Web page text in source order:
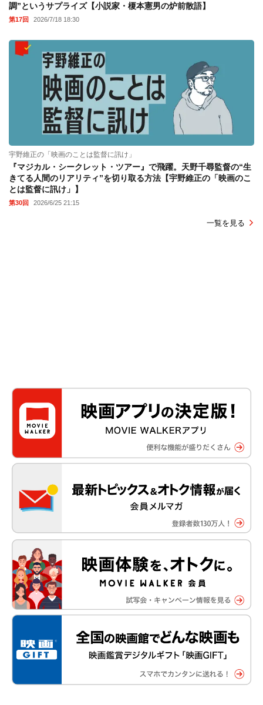
調”というサプライズ【小説家・榎本憲男の炉前散語】
第17回 2026/7/18 18:30
宇野維正の「映画のことは監督に訊け」
『マジカル・シークレット・ツアー』で飛躍。天野千尋監督の“生
きてる人間のリアリティ”を切り取る方法【宇野維正の「映画のこ
とは監督に訊け」】
第30回 2026/6/25 21:15
一覧を見る